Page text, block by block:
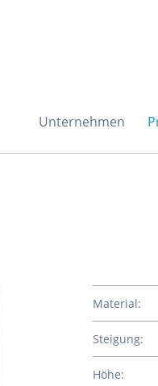
Unternehmen
Material:
Steigung:
Höhe: